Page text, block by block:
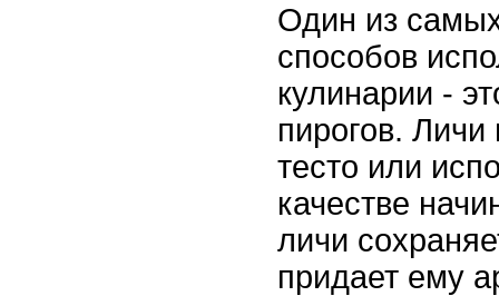
Один из
способов
кулинарии -
пирогов.
тесто или
качестве
личи
придает ему